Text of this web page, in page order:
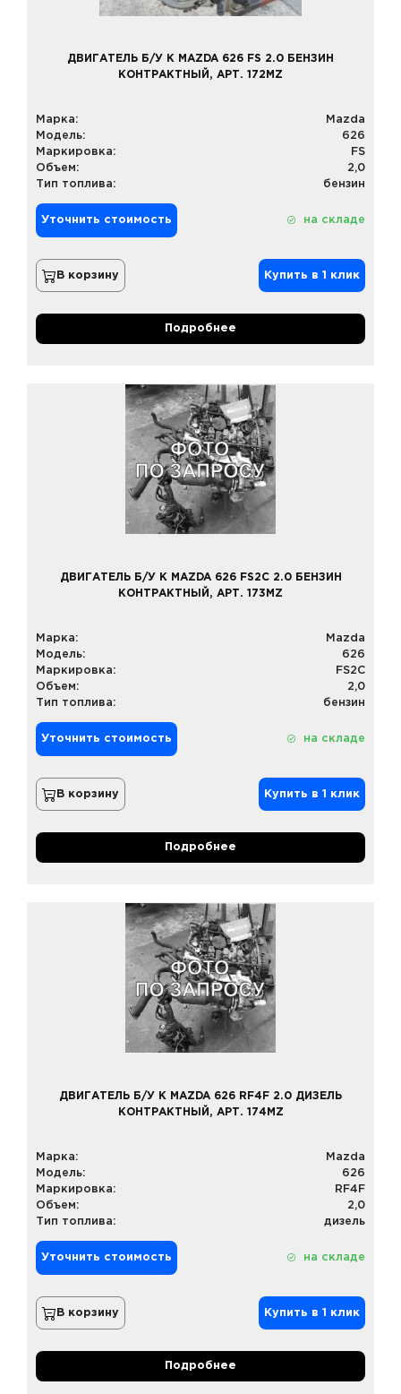
ДВИГАТЕЛЬ Б/У К MAZDA 626 FS 2.0 БЕНЗИН
КОНТРАКТНЫЙ, АРТ. 172MZ
Марка:
Mazda
Модель:
626
Маркировка:
FS
Объем:
2,0
Тип топлива:
бензин
Уточнить стоимость на складе
В корзину Купить в 1 клик
Подробнее
ДВИГАТЕЛЬ Б/У К MAZDA 626 FS2C 2.0 БЕНЗИН
КОНТРАКТНЫЙ, АРТ. 173MZ
Марка:
Mazda
Модель:
626
Маркировка:
FS2C
Объем:
2,0
Тип топлива:
бензин
Уточнить стоимость на складе
В корзину Купить в 1 клик
Подробнее
ДВИГАТЕЛЬ Б/У К MAZDA 626 RF4F 2.0 ДИЗЕЛЬ
КОНТРАКТНЫЙ, АРТ. 174MZ
Марка:
Mazda
Модель:
626
Маркировка:
RF4F
Объем:
2,0
Тип топлива:
дизель
Уточнить стоимость на складе
В корзину Купить в 1 клик
Подробнее